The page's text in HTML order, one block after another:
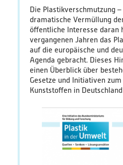
Die Plastikverschmutzung
dramatische Vermüllung
öffentliche Interesse daran
vergangenen Jahren das
auf die europäische und
Agenda gebracht. Dieses
einen Überblick über
Gesetze und Initiativen
Kunststoffen in